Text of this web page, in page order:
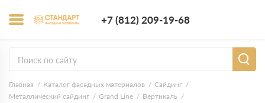
+7 (812) 209-19-68
Главная Каталог фасадных материалов
Сайдинг
Металлический сайдинг
Grand Line
Вертикаль